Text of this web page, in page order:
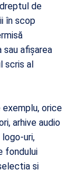
de
în scop
sau afișarea
scris al
exemplu, orice
arhive audio
uri,
fondului
și